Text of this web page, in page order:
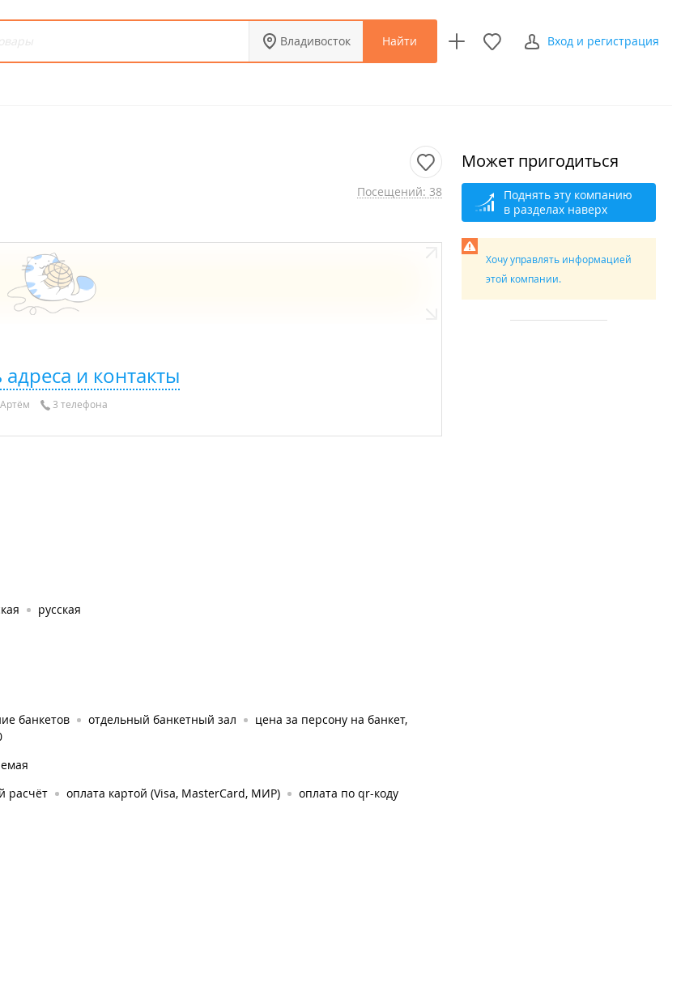
Владивосток Найти Вход и регистрация
Посещений: 38
адреса и контакты
3 телефона
русская
банкетов отдельный банкетный зал
цена за персону на банкет,
расчёт оплата картой (Visa, MasterCard, МИР) оплата по qr-коду
Может пригодиться
Поднять эту компанию
в разделах наверх
Хочу управлять информацией
этой компании.